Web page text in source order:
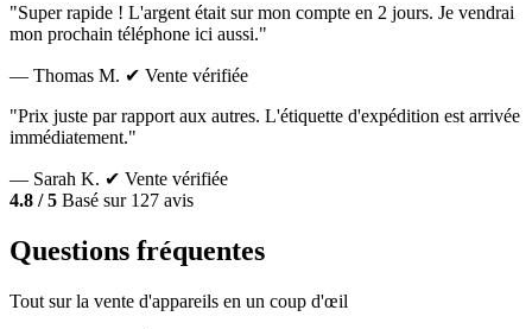
"Super rapide ! L'argent était sur mon compte en 2 jours. Je vendrai
mon prochain téléphone ici aussi."
— Thomas M. ✔ Vente vérifiée
"Prix juste par rapport aux autres. L'étiquette d'expédition est arrivée
immédiatement."
— Sarah K. ✔ Vente vérifiée
4.8 / 5 Basé sur 127 avis
Questions fréquentes
Tout sur la vente d'appareils en un coup d'œil